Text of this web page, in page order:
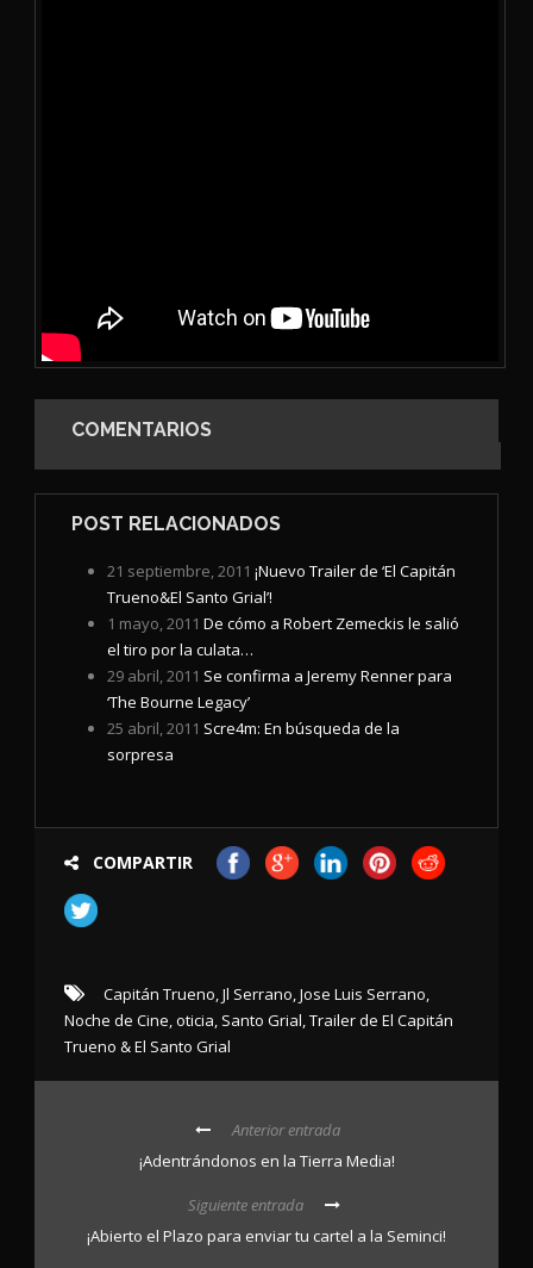
COMENTARIOS
POST RELACIONADOS
21 septiembre, 2011 ¡Nuevo Trailer de ‘El Capitán
Trueno&El Santo Grial’!
1 mayo, 2011 De cómo a Robert Zemeckis le salió
el tiro por la culata…
29 abril, 2011 Se confirma a Jeremy Renner para
‘The Bourne Legacy’
25 abril, 2011 Scre4m: En búsqueda de la
sorpresa
COMPARTIR
Capitán Trueno,Jl Serrano,Jose Luis Serrano,
Noche de Cine,oticia, Santo Grial,Trailer de El Capitán
Trueno & El Santo Grial
Anterior entrada
¡Adentrándonos en la Tierra Media!
Siguiente entrada
¡Abierto el Plazo para enviar tu cartel a la Seminci!